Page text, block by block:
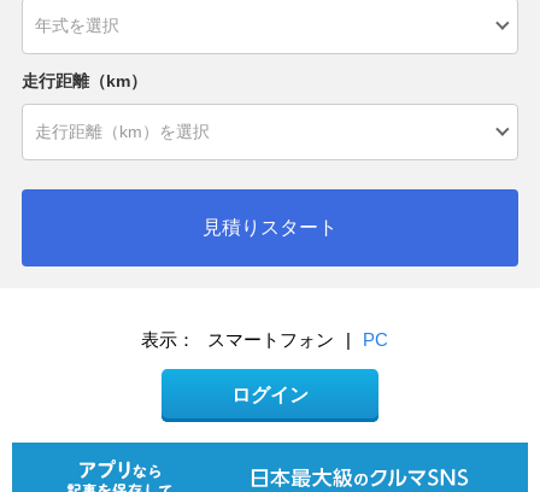
走行距離（km）
見積りスタート
表示： スマートフォン | PC
ログイン